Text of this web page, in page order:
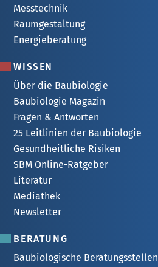
Messtechnik
Raumgestaltung
Energieberatung
WISSEN
Über die Baubiologie
Baubiologie Magazin
Fragen & Antworten
25 Leitlinien der Baubiologie
Gesundheitliche Risiken
SBM Online-Ratgeber
Literatur
Mediathek
Newsletter
BERATUNG
Baubiologische Beratungsstellen